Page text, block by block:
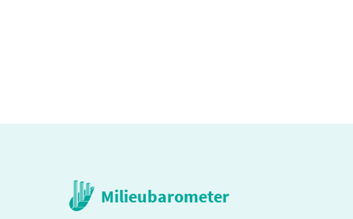
Milieubarometer